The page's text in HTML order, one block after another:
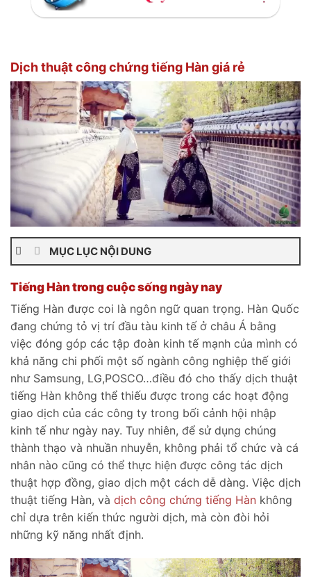
Dịch thuật công chứng tiếng Hàn giá rẻ
MỤC LỤC NỘI DUNG
Tiếng Hàn trong cuộc sống ngày nay
Tiếng Hàn được coi là ngôn ngữ quan trọng. Hàn Quốc
đang chứng tỏ vị trí đầu tàu kinh tế ở châu Á bằng
việc đóng góp các tập đoàn kinh tế mạnh của mình có
khả năng chi phối một số ngành công nghiệp thế giới
như Samsung, LG,POSCO…điều đó cho thấy dịch thuật
tiếng Hàn không thể thiếu được trong các hoạt động
giao dịch của các công ty trong bối cảnh hội nhập
kinh tế như ngày nay. Tuy nhiên, để sử dụng chúng
thành thạo và nhuần nhuyễn, không phải tổ chức và cá
nhân nào cũng có thể thực hiện được công tác dịch
thuật hợp đồng, giao dịch một cách dễ dàng. Việc dịch
thuật tiếng Hàn, và dịch công chứng tiếng Hàn không
chỉ dựa trên kiến thức người dịch, mà còn đòi hỏi
những kỹ năng nhất định.